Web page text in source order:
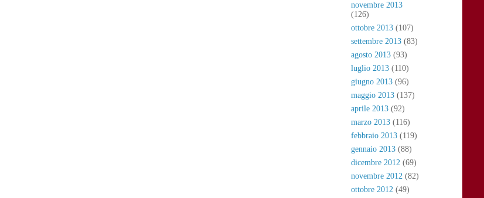
novembre 2013
(126)
ottobre 2013 (107)
settembre 2013 (83)
agosto 2013 (93)
luglio 2013 (110)
giugno 2013 (96)
maggio 2013 (137)
aprile 2013 (92)
marzo 2013 (116)
febbraio 2013 (119)
gennaio 2013 (88)
dicembre 2012 (69)
novembre 2012 (82)
ottobre 2012 (49)